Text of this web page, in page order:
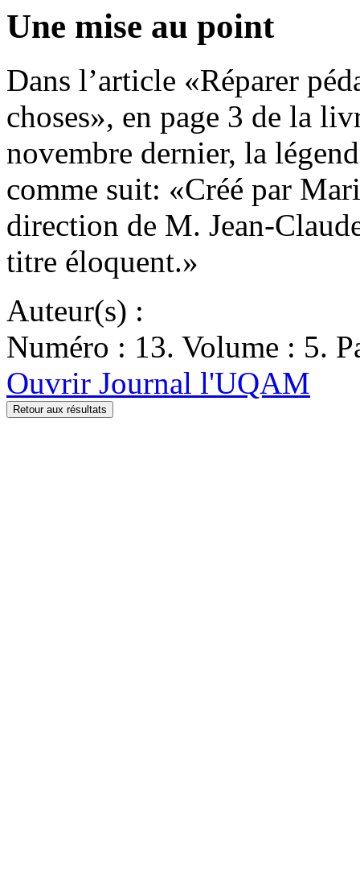
Une mise au point
Dans l’article «Réparer
choses», en page 3 de la
novembre dernier, la
comme suit: «Créé par
direction de M. Jean-
titre éloquent.»
Auteur(s) :
Numéro : 13. Volume : 5.
Ouvrir Journal l'UQAM
Retour aux résultats